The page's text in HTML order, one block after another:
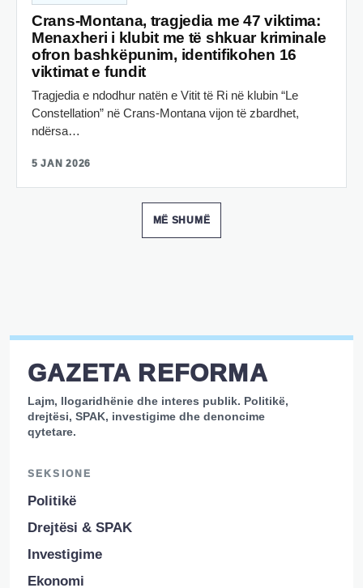
Crans-Montana, tragjedia me 47 viktima:
Menaxheri i klubit me të shkuar kriminale
ofron bashkëpunim, identifikohen 16
viktimat e fundit
Tragjedia e ndodhur natën e Vitit të Ri në klubin “Le
Constellation” në Crans-Montana vijon të zbardhet,
ndërsa…
5 JAN 2026
MË SHUMË
GAZETA REFORMA
Lajm, llogaridhënie dhe interes publik. Politikë,
drejtësi, SPAK, investigime dhe denoncime
qytetare.
SEKSIONE
Politikë
Drejtësi & SPAK
Investigime
Ekonomi